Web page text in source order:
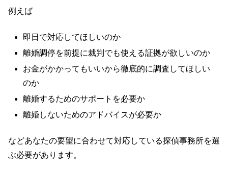
例えば
即日で対応してほしいのか
離婚調停を前提に裁判でも使える証拠が欲しいのか
お金がかかってもいいから徹底的に調査してほしい
のか
離婚するためのサポートを必要か
離婚しないためのアドバイスが必要か
などあなたの要望に合わせて対応している探偵事務所を選
ぶ必要があります。